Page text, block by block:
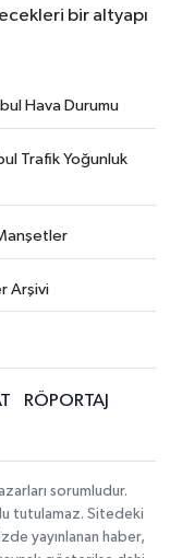
bir altyapı
Hava Durumu
Trafik Yoğunluk
Arşivi
RÖPORTAJ
sorumludur.
tutulamaz. Sitedeki
yayınlanan haber,